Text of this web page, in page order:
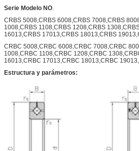
Serie Modelo NO.
CRBS 5008,CRBS 6008,CRBS 7008,CRBS
1008,CRBS 1108,CRBS 1208,CRBS
16013,CRBS 17013,CRBS 18013,CRBS
CRBC 5008,CRBC 6008,CRBC 7008,CRBC
1008,CRBC 1108,CRBC 1208,CRBC
16013,CRBC 17013,CRBC 18013,CRBC
Estructura y parámetros: